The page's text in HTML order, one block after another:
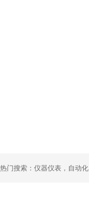
热门搜索：仪器仪表，自动化